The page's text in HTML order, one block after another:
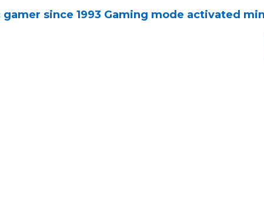
gamer since 1993 Gaming mode activated